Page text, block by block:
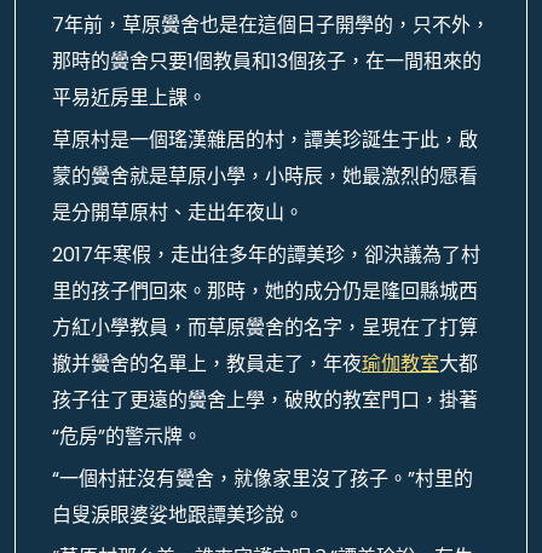
7年前，草原黌舍也是在這個日子開學的，只不外，
那時的黌舍只要1個教員和13個孩子，在一間租來的
平易近房里上課。
草原村是一個瑤漢雜居的村，譚美珍誕生于此，啟
蒙的黌舍就是草原小學，小時辰，她最激烈的愿看
是分開草原村、走出年夜山。
2017年寒假，走出往多年的譚美珍，卻決議為了村
里的孩子們回來。那時，她的成分仍是隆回縣城西
方紅小學教員，而草原黌舍的名字，呈現在了打算
撤并黌舍的名單上，教員走了，年夜瑜伽教室大都
孩子往了更遠的黌舍上學，破敗的教室門口，掛著
“危房”的警示牌。
“一個村莊沒有黌舍，就像家里沒了孩子。”村里的
白叟淚眼婆娑地跟譚美珍說。